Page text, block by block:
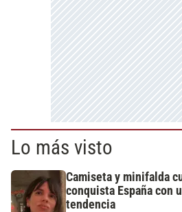
Lo más visto
Camiseta y minifalda
conquista España con
tendencia